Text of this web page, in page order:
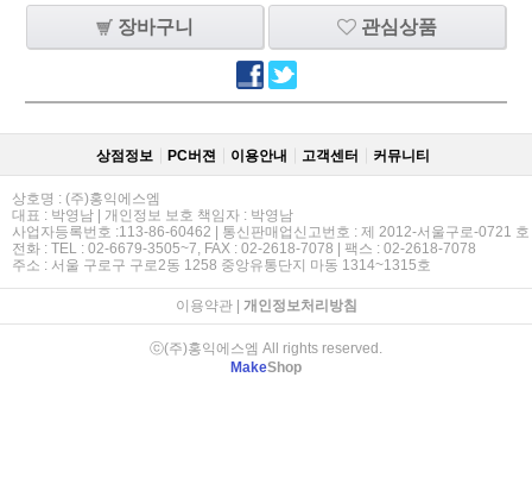
장바구니 관심상품
상점정보 PC버젼 이용안내 고객센터 커뮤니티
상호명 : (주)홍익에스엠
대표 : 박영남 | 개인정보 보호 책임자 : 박영남
사업자등록번호 :113-86-60462 | 통신판매업신고번호 : 제 2012-서울구로-0721 호
전화 : TEL : 02-6679-3505~7, FAX : 02-2618-7078 | 팩스 : 02-2618-7078
주소 : 서울 구로구 구로2동 1258 중앙유통단지 마동 1314~1315호
이용약관| 개인정보처리방침
ⓒ(주)홍익에스엠 All rights reserved.
MakeShop